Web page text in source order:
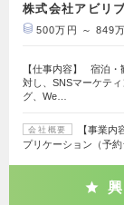
株式会社アビリ
500万円 ～ 849
【仕事内容】 宿泊・
対し、SNSマーケテ
グ、We…
会社概要
【事業
プリケーション（予